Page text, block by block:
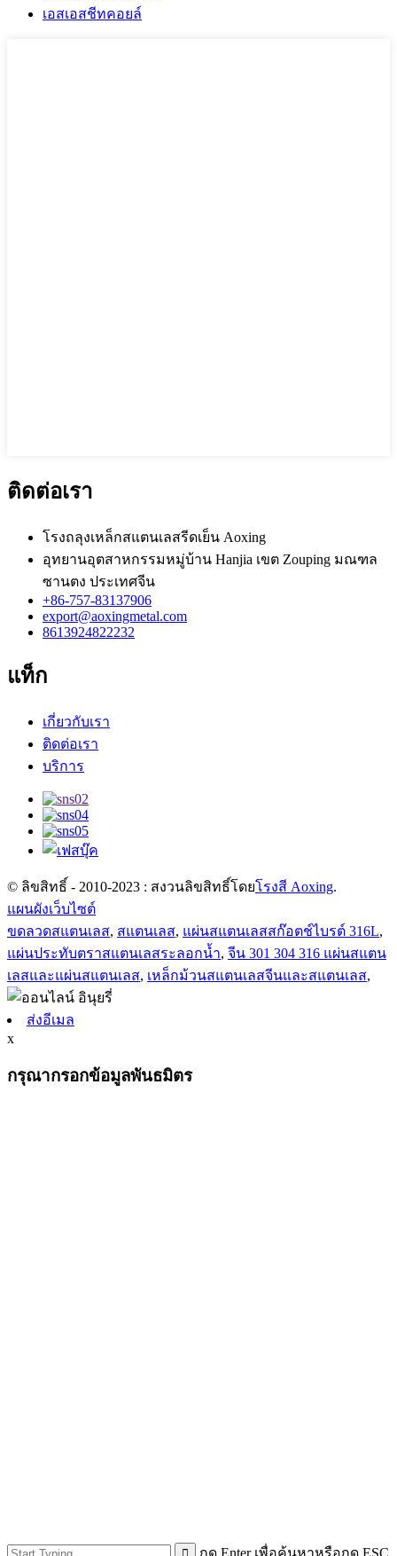
เอสเอสชีทคอยล์
ติดต่อเรา
โรงถลุงเหล็กสแตนเลสรีดเย็น Aoxing
อุทยานอุตสาหกรรมหมู่บ้าน Hanjia เขต Zouping มณฑล
ซานตง ประเทศจีน
+86-757-83137906
export@aoxingmetal.com
8613924822232
แท็ก
เกี่ยวกับเรา
ติดต่อเรา
บริการ
© ลิขสิทธิ์ - 2010-2023 : สงวนลิขสิทธิ์โดยโรงสี Aoxing.
แผนผังเว็บไซต์
ขดลวดสแตนเลส, สแตนเลส, แผ่นสแตนเลสสก๊อตช์ไบรต์ 316L,
แผ่นประทับตราสแตนเลสระลอกน้ำ, จีน 301 304 316 แผ่นสแตน
เลสและแผ่นสแตนเลส, เหล็กม้วนสแตนเลสจีนและสแตนเลส,
ส่งอีเมล
x
กรุณากรอกข้อมูลพันธมิตร